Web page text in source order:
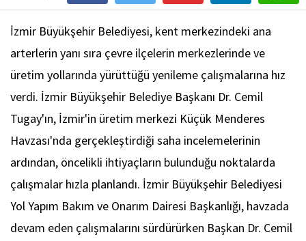
İzmir Büyükşehir Belediyesi, kent merkezindeki ana
arterlerin yanı sıra çevre ilçelerin merkezlerinde ve
üretim yollarında yürüttüğü yenileme çalışmalarına hız
verdi. İzmir Büyükşehir Belediye Başkanı Dr. Cemil
Tugay'ın, İzmir'in üretim merkezi Küçük Menderes
Havzası'nda gerçekleştirdiği saha incelemelerinin
ardından, öncelikli ihtiyaçların bulunduğu noktalarda
çalışmalar hızla planlandı. İzmir Büyükşehir Belediyesi
Yol Yapım Bakım ve Onarım Dairesi Başkanlığı, havzada
devam eden çalışmalarını sürdürürken Başkan Dr. Cemil